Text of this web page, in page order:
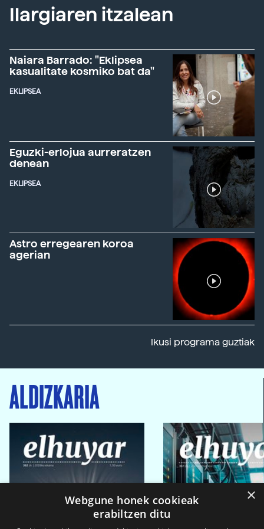
Ilargiaren itzalean
Naiara Barrado: "Eklipsea
kasualitate kosmiko bat da"
EKLIPSEA
Eguzki-erlojua aurreratzen
denean
EKLIPSEA
Astro erregearen koroa
agerian
Ikusi programa guztiak
ALDIZKARIA
×
Webgune honek cookieak
erabiltzen ditu